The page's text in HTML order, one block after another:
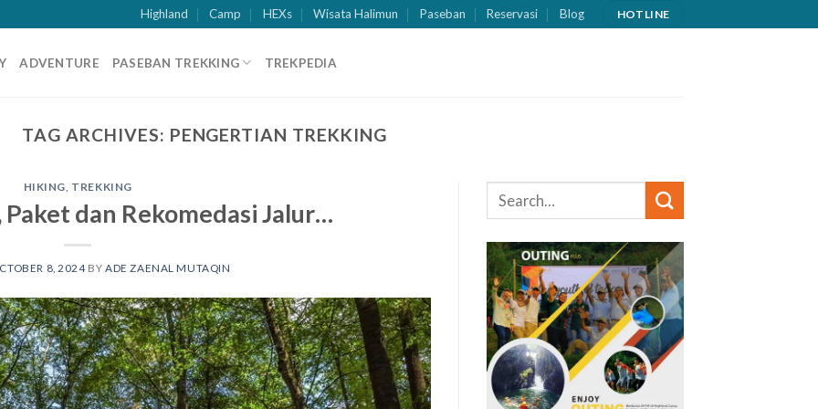
Highland Camp HEXs Wisata Halimun Paseban Reservasi Blog HOTLINE
ADVENTURE PASEBAN TREKKING TREKPEDIA
TAG ARCHIVES: PENGERTIAN TREKKING
HIKING TREKKING
dan Rekomedasi Jalur…
8, 2024 BY ADE ZAENAL MUTAQIN